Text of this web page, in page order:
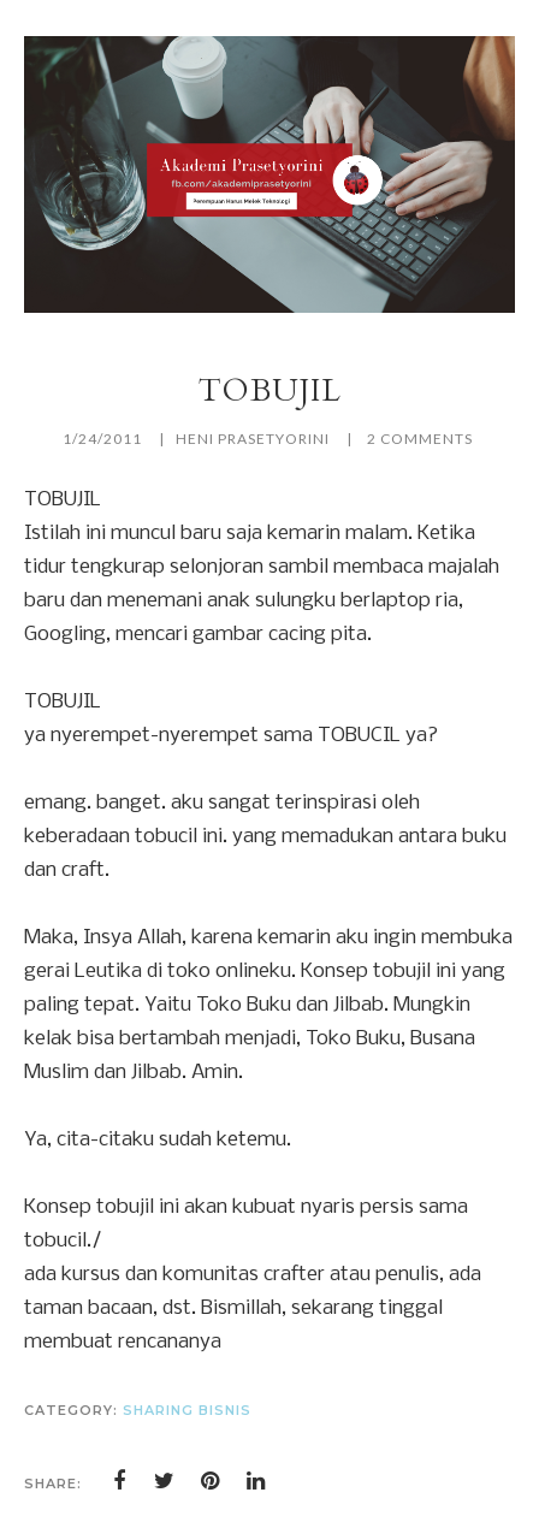
TOBUJIL
1/24/2011 HENI PRASETYORINI 2 COMMENTS
TOBUJIL
Istilah ini muncul baru saja kemarin malam. Ketika
tidur tengkurap selonjoran sambil membaca majalah
baru dan menemani anak sulungku berlaptop ria,
Googling, mencari gambar cacing pita.
TOBUJIL
ya nyerempet-nyerempet sama TOBUCIL ya?
emang. banget. aku sangat terinspirasi oleh
keberadaan tobucil ini. yang memadukan antara buku
dan craft.
Maka, Insya Allah, karena kemarin aku ingin membuka
gerai Leutika di toko onlineku. Konsep tobujil ini yang
paling tepat. Yaitu Toko Buku dan Jilbab. Mungkin
kelak bisa bertambah menjadi, Toko Buku, Busana
Muslim dan Jilbab. Amin.
Ya, cita-citaku sudah ketemu.
Konsep tobujil ini akan kubuat nyaris persis sama
tobucil./
ada kursus dan komunitas crafter atau penulis, ada
taman bacaan, dst. Bismillah, sekarang tinggal
membuat rencananya
CATEGORY: SHARING BISNIS
SHARE: